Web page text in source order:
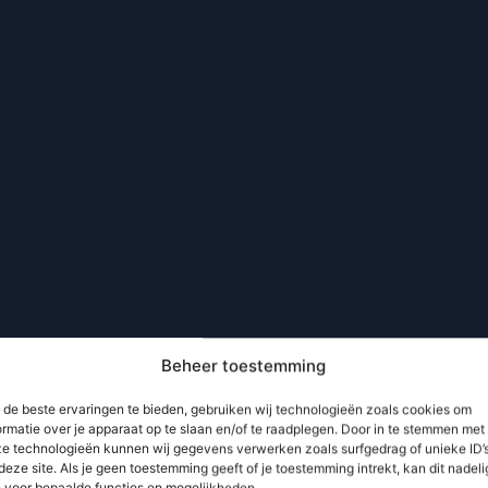
Beheer toestemming
de beste ervaringen te bieden, gebruiken wij technologieën zoals cookies om
over je apparaat op te slaan en/of te raadplegen. Door in te stemmen met
technologieën kunnen wij gegevens verwerken zoals surfgedrag of unieke
site. Als je geen toestemming geeft of je toestemming intrekt, kan dit